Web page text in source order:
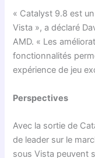
« Catalyst 9.8 est
Vista », a déclaré
AMD. « Les
fonctionnalités
expérience de jeu
Perspectives
Avec la sortie de
de leader sur le
sous Vista peuvent